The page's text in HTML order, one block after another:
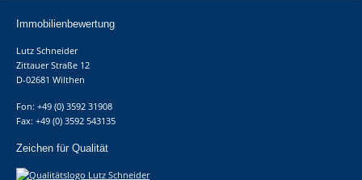
Immobilienbewertung
Lutz Schneider
Zittauer Straße 12
D-02681 Wilthen
Fon: +49 (0) 3592 31908
Fax: +49 (0) 3592 543135
Zeichen für Qualität